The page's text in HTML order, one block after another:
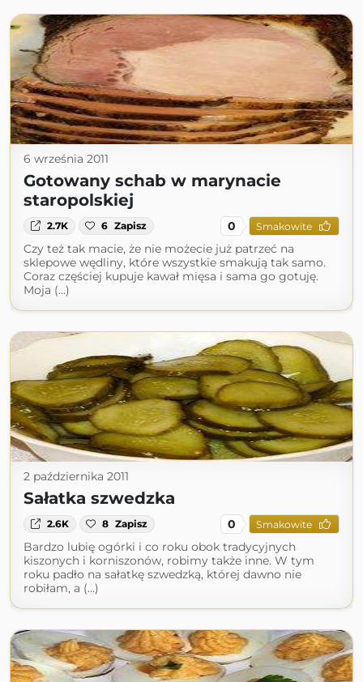
6 września 2011
Gotowany schab w marynacie
staropolskiej
2.7K 6 Zapisz 0 Smakowite
Czy też tak macie, że nie możecie już patrzeć na
sklepowe wędliny, które wszystkie smakują tak samo.
Coraz częściej kupuje kawał mięsa i sama go gotuję.
Moja (...)
2 października 2011
Sałatka szwedzka
2.6K 8 Zapisz 0 Smakowite
Bardzo lubię ogórki i co roku obok tradycyjnych
kiszonych i korniszonów, robimy także inne. W tym
roku padło na sałatkę szwedzką, której dawno nie
robiłam, a (...)